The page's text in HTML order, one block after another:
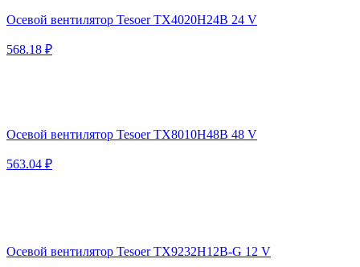
Осевой вентилятор Tesoer TX4020H24B 24 V
568.18 ₽
Осевой вентилятор Tesoer TX8010H48B 48 V
563.04 ₽
Осевой вентилятор Tesoer TX9232H12B-G 12 V